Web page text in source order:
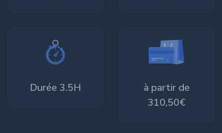
Durée 3.5H
à partir de
310,50€